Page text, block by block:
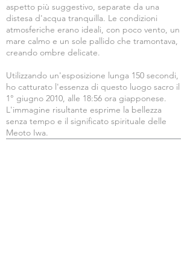
aspetto più suggestivo, separate da una
distesa d'acqua tranquilla. Le condizioni
atmosferiche erano ideali, con poco vento, un
mare calmo e un sole pallido che tramontava,
creando ombre delicate.
Utilizzando un'esposizione lunga 150 secondi,
ho catturato l'essenza di questo luogo sacro il
1° giugno 2010, alle 18:56 ora giapponese.
L'immagine risultante esprime la bellezza
senza tempo e il significato spirituale delle
Meoto Iwa.